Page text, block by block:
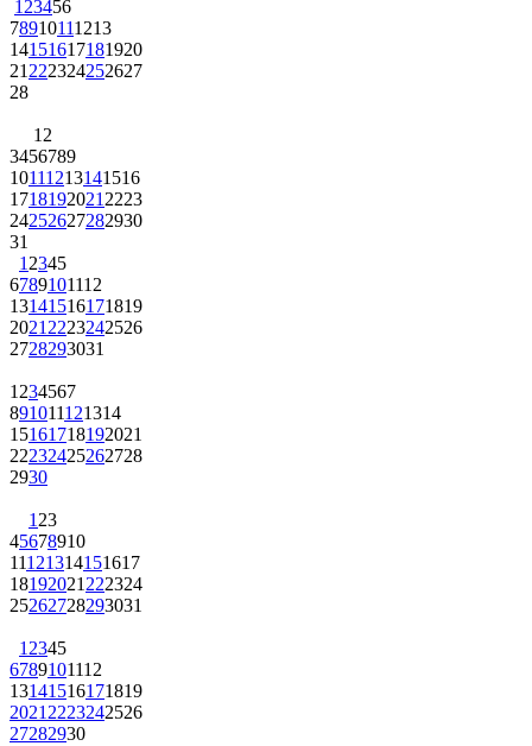
123456
78910111213
14151617181920
21222324252627
28
12
3456789
10111213141516
17181920212223
24252627282930
31
12345
6789101112
13141516171819
20212223242526
2728293031
1234567
891011121314
15161718192021
22232425262728
2930
123
45678910
11121314151617
18192021222324
25262728293031
12345
6789101112
13141516171819
20212223242526
27282930